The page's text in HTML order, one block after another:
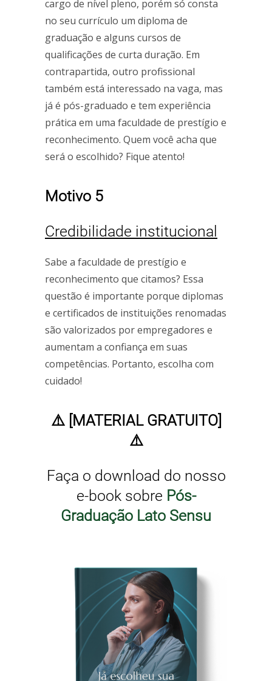
cargo de nível pleno, porém só consta
no seu currículo um diploma de
graduação e alguns cursos de
qualificações de curta duração. Em
contrapartida, outro profissional
também está interessado na vaga, mas
já é pós-graduado e tem experiência
prática em uma faculdade de prestígio e
reconhecimento. Quem você acha que
será o escolhido? Fique atento!
Motivo 5
Credibilidade institucional
Sabe a faculdade de prestígio e
reconhecimento que citamos? Essa
questão é importante porque diplomas
e certificados de instituições renomadas
são valorizados por empregadores e
aumentam a confiança em suas
competências. Portanto, escolha com
cuidado!
⚠️ [MATERIAL GRATUITO]
⚠️
Faça o download do nosso
e-book sobre Pós-
Graduação Lato Sensu